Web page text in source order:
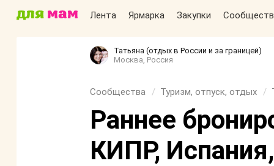
Лента Ярмарка Закупки
Татьяна (отдых в России и за границей)
Москва, Россия
Сообщества Туризм, отпуск, отдых
Раннее
КИПР,